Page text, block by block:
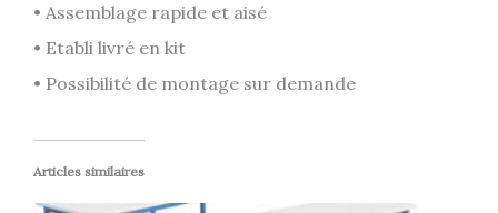
• Assemblage rapide et aisé
• Etabli livré en kit
• Possibilité de montage sur demande
Articles similaires